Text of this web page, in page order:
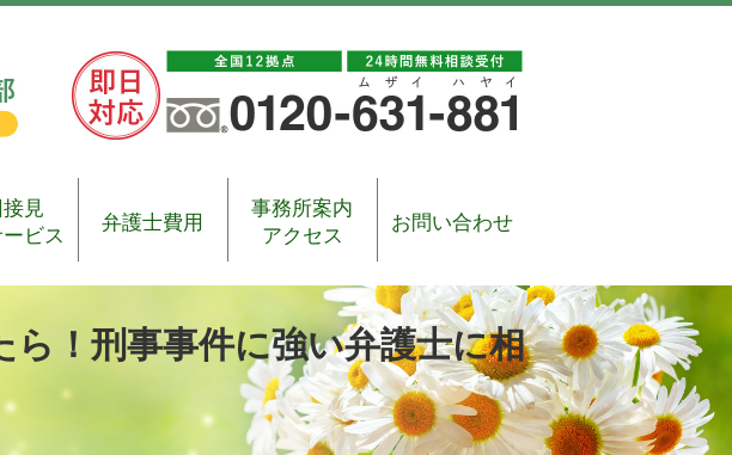
見
ビス
弁護士費用
事務所案内
アクセス
お問い合わせ
！刑事事件に強い弁護士に相